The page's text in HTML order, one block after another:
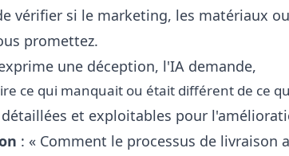
vérifier si le marketing, les matériaux
promettez.
une déception, l'IA demande,
ce qui manquait ou était différent de ce
et exploitables pour
: « Comment le processus de livraison